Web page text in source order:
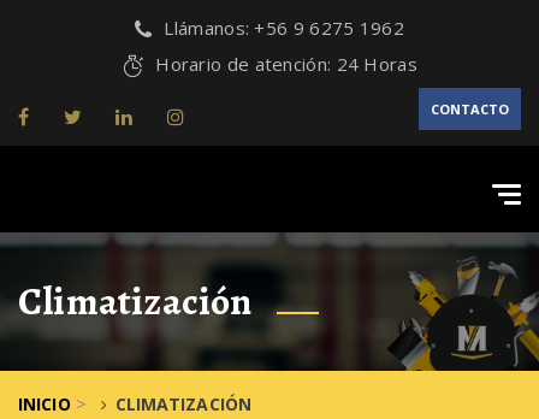
Llámanos: +56 9 6275 1962
Horario de atención: 24 Horas
CONTACTO
Climatización
INICIO > CLIMATIZACIÓN